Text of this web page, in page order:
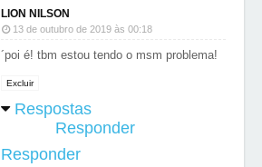
LION NILSON
13 de outubro de 2019 às 00:18
´poi é! tbm estou tendo o msm problema!
Excluir
Respostas
Responder
Responder